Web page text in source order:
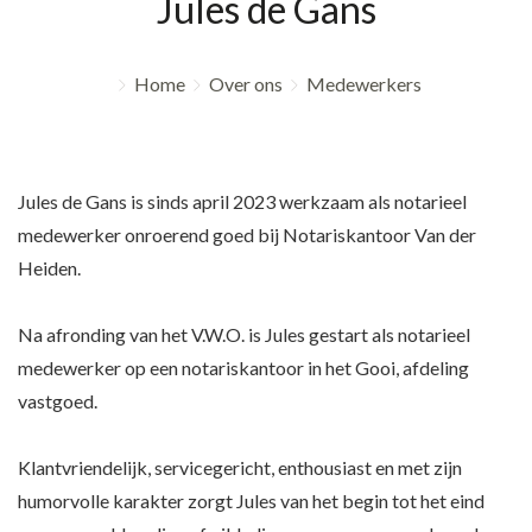
Jules de Gans
Home Over ons Medewerkers
Jules de Gans is sinds april 2023 werkzaam als notarieel
medewerker onroerend goed bij Notariskantoor Van der
Heiden.
Na afronding van het V.W.O. is Jules gestart als notarieel
medewerker op een notariskantoor in het Gooi, afdeling
vastgoed.
Klantvriendelijk, servicegericht, enthousiast en met zijn
humorvolle karakter zorgt Jules van het begin tot het eind